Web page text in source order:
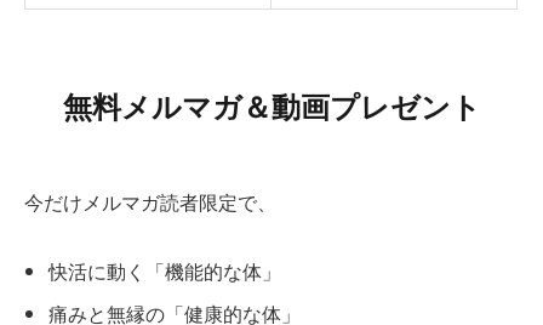
無料メルマガ＆動画プレゼント
今だけメルマガ読者限定で、
快活に動く「機能的な体」
痛みと無縁の「健康的な体」